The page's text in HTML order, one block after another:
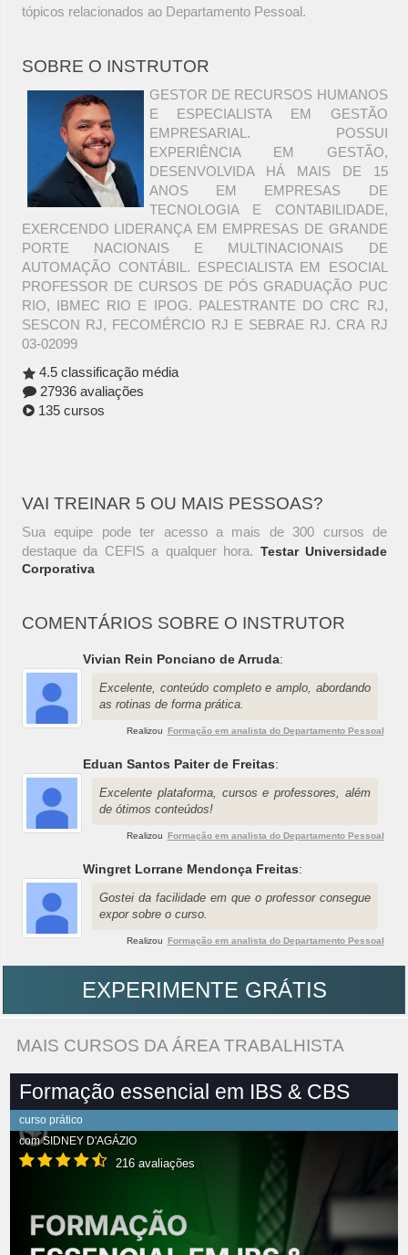
tópicos relacionados ao Departamento Pessoal.
SOBRE O INSTRUTOR
GESTOR DE RECURSOS HUMANOS
E ESPECIALISTA EM GESTÃO
EMPRESARIAL. POSSUI
EXPERIÊNCIA EM GESTÃO,
DESENVOLVIDA HÁ MAIS DE 15
ANOS EM EMPRESAS DE
TECNOLOGIA E CONTABILIDADE,
EXERCENDO LIDERANÇA EM EMPRESAS DE GRANDE
PORTE NACIONAIS E MULTINACIONAIS DE
AUTOMAÇÃO CONTÁBIL. ESPECIALISTA EM ESOCIAL
PROFESSOR DE CURSOS DE PÓS GRADUAÇÃO PUC
RIO, IBMEC RIO E IPOG. PALESTRANTE DO CRC RJ,
SESCON RJ, FECOMÉRCIO RJ E SEBRAE RJ. CRA RJ
03-02099
4.5 classificação média
27936 avaliações
135 cursos
VAI TREINAR 5 OU MAIS PESSOAS?
Sua equipe pode ter acesso a mais de 300 cursos de
destaque da CEFIS a qualquer hora. Testar Universidade
Corporativa
COMENTÁRIOS SOBRE O INSTRUTOR
Vivian Rein Ponciano de Arruda:
Excelente, conteúdo completo e amplo, abordando
as rotinas de forma prática.
Realizou Formação em analista do Departamento Pessoal
Eduan Santos Paiter de Freitas:
Excelente plataforma, cursos e professores, além
de ótimos conteúdos!
Realizou Formação em analista do Departamento Pessoal
Wingret Lorrane Mendonça Freitas:
Gostei da facilidade em que o professor consegue
expor sobre o curso.
Realizou Formação em analista do Departamento Pessoal
EXPERIMENTE GRÁTIS
MAIS CURSOS DA ÁREA TRABALHISTA
Formação essencial em IBS & CBS
curso prático
comSIDNEY D'AGÁZIO
216 avaliações